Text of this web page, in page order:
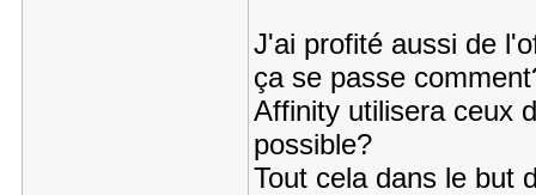
J'ai profité aussi de
ça se passe
Affinity utilisera ceux
possible?
Tout cela dans le but